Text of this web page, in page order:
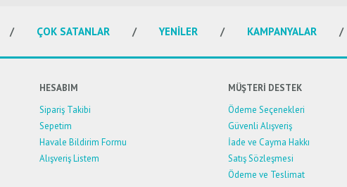
Yorum Yaz
ÇOK SATANLAR YENİLER KAMPANYALAR
HESABIM
Sipariş Takibi
Sepetim
Havale Bildirim Formu
Alışveriş Listem
MÜŞTERİ DESTEK
Ödeme Seçenekleri
Güvenli Alışveriş
İade ve Cayma Hakkı
Satış Sözleşmesi
Ödeme ve Teslimat